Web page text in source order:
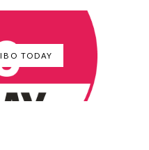
TODAY